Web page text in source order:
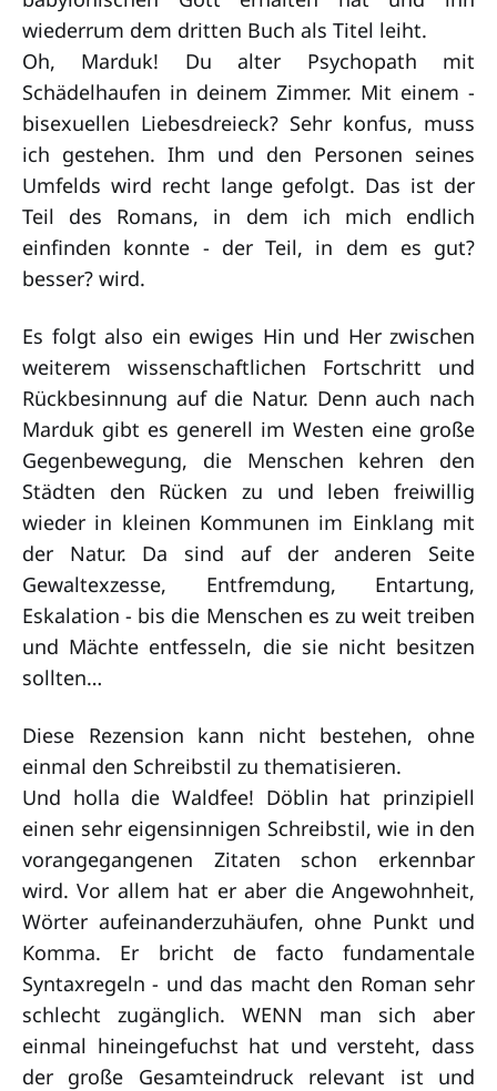
wiederrum dem dritten Buch als Titel leiht.
Oh, Marduk! Du alter Psychopath mit
Schädelhaufen in deinem Zimmer. Mit einem -
bisexuellen Liebesdreieck? Sehr konfus, muss
ich gestehen. Ihm und den Personen seines
Umfelds wird recht lange gefolgt. Das ist der
Teil des Romans, in dem ich mich endlich
einfinden konnte - der Teil, in dem es gut?
besser? wird.
Es folgt also ein ewiges Hin und Her zwischen
weiterem wissenschaftlichen Fortschritt und
Rückbesinnung auf die Natur. Denn auch nach
Marduk gibt es generell im Westen eine große
Gegenbewegung, die Menschen kehren den
Städten den Rücken zu und leben freiwillig
wieder in kleinen Kommunen im Einklang mit
der Natur. Da sind auf der anderen Seite
Gewaltexzesse, Entfremdung, Entartung,
Eskalation - bis die Menschen es zu weit treiben
und Mächte entfesseln, die sie nicht besitzen
sollten…
Diese Rezension kann nicht bestehen, ohne
einmal den Schreibstil zu thematisieren.
Und holla die Waldfee! Döblin hat prinzipiell
einen sehr eigensinnigen Schreibstil, wie in den
vorangegangenen Zitaten schon erkennbar
wird. Vor allem hat er aber die Angewohnheit,
Wörter aufeinanderzuhäufen, ohne Punkt und
Komma. Er bricht de facto fundamentale
Syntaxregeln - und das macht den Roman sehr
schlecht zugänglich. WENN man sich aber
einmal hineingefuchst hat und versteht, dass
der große Gesamteindruck relevant ist und